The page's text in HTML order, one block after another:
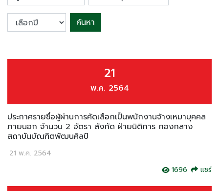
ค้นหา
21
พ.ค. 2564
ประกาศรายชื่อผู้ผ่านการคัดเลือกเป็นพนักงานจ้างเหมาบุคคล
ภายนอก จำนวน 2 อัตรา สังกัด ฝ่ายนิติการ กองกลาง
สถาบันบัณฑิตพัฒนศิลป์
21 พ.ค. 2564
1696
แชร์